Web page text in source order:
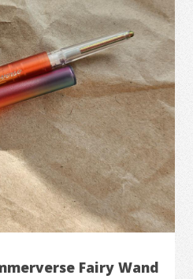
Fairy Wand